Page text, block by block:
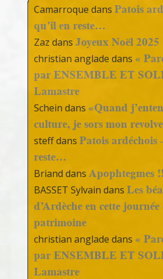
Camarroque dansPatois
qu’il en reste…
Zaz dansJoyeux Noël 2025
christian anglade dans «
par ENSEMBLE ET
Lamastre
Schein dans «Quand
culture, je sors mon
steffdansPatois ardéchois
reste…
Briand dansApophtegmes
BASSET Sylvain dansLes
d’Ardèche en cette
patrimoine
christian anglade dans «
par ENSEMBLE ET
Lamastre